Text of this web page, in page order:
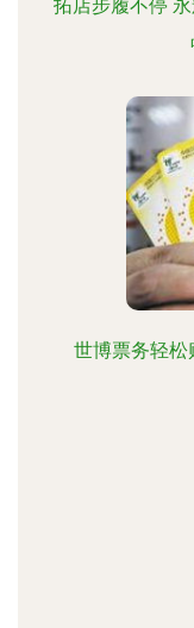
拓店步履不停
世博票务轻